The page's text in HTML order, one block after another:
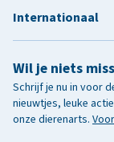
Wil je niets
Schrijf je nu in voor
nieuwtjes, leuke
onze dierenarts.
Internationaal